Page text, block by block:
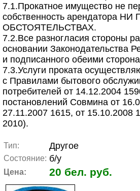
7.1.Прокатное имущество не
собственность арендатора
ОБСТОЯТЕЛЬСТВАХ.
7.2.Все разногласия стороны
основании Законодательства
и подписанного обеими
7.3.Услуги проката
с Правилами бытового
потребителей от 14.12.2004
постановлений Совмина от
27.11.2007 1615, от 15.10.2008
2010).
Тип: Другое
Состояние: б/у
Цена: 20 бел. руб.